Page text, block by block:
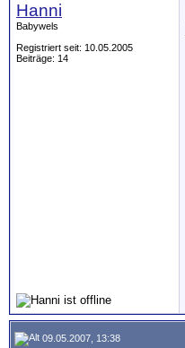
Hanni
Babywels
Registriert seit: 10.05.2005
Beiträge: 14
09.05.2007, 13:38